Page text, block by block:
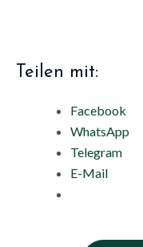
Teilen mit:
Facebook
WhatsApp
Telegram
E-Mail